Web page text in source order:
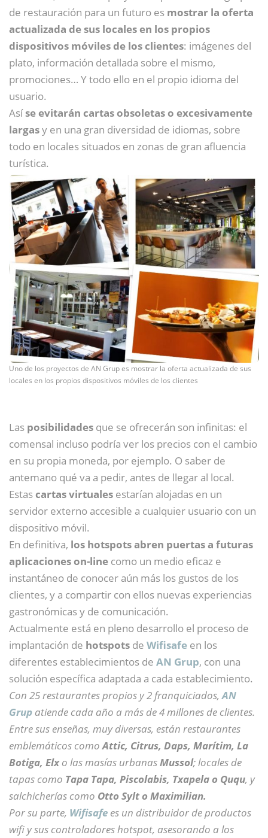
de restauración para un futuro es mostrar la oferta
actualizada de sus locales en los propios
dispositivos móviles de los clientes: imágenes del
plato, información detallada sobre el mismo,
promociones… Y todo ello en el propio idioma del
usuario.
Asíse evitarán cartas obsoletas o excesivamente
largasy en una gran diversidad de idiomas, sobre
todo en locales situados en zonas de gran afluencia
turística.
Uno de los proyectos de AN Grup es mostrar la oferta actualizada de sus
locales en los propios dispositivos móviles de los clientes
Las posibilidades que se ofrecerán son infinitas: el
comensal incluso podría ver los precios con el cambio
en su propia moneda, por ejemplo. O saber de
antemano qué va a pedir, antes de llegar al local.
Estascartas virtuales estarían alojadas en un
servidor externo accesible a cualquier usuario con un
dispositivo móvil.
En definitiva, los hotspots abren puertas a futuras
aplicaciones on-line como un medio eficaz e
instantáneo de conocer aún más los gustos de los
clientes, y a compartir con ellos nuevas experiencias
gastronómicas y de comunicación.
Actualmente está en pleno desarrollo el proceso de
implantación de hotspots de Wifisafe en los
diferentes establecimientos de AN Grup, con una
solución específica adaptada a cada establecimiento.
Con 25 restaurantes propios y 2 franquiciados, AN
Grup atiende cada año a más de 4 millones de clientes.
Entre sus enseñas, muy diversas, están restaurantes
emblemáticos comoAttic, Citrus, Daps, Marítim, La
Botiga, Elxo las masías urbanasMussol; locales de
tapas como Tapa Tapa, Piscolabis, Txapela o Ququ, y
salchicherías como Otto Sylt o Maximilian.
Por su parte, Wifisafe es un distribuidor de productos
wifi y sus controladores hotspot, asesorando a los